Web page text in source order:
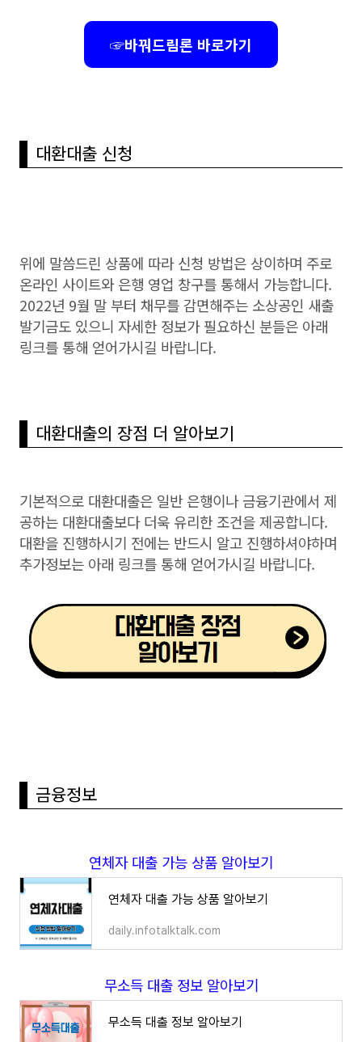
☞바꿔드림론 바로가기
대환대출 신청
위에 말씀드린 상품에 따라 신청 방법은 상이하며 주로
온라인 사이트와 은행 영업 창구를 통해서 가능합니다.
2022년 9월 말 부터 채무를 감면해주는 소상공인 새출
발기금도 있으니 자세한 정보가 필요하신 분들은 아래
링크를 통해 얻어가시길 바랍니다.
대환대출의 장점 더 알아보기
기본적으로 대환대출은 일반 은행이나 금융기관에서 제
공하는 대환대출보다 더욱 유리한 조건을 제공합니다.
대환을 진행하시기 전에는 반드시 알고 진행하셔야하며
추가정보는 아래 링크를 통해 얻어가시길 바랍니다.
금융정보
연체자 대출 가능 상품 알아보기
연체자 대출 가능 상품 알아보기
daily.infotalktalk.com
무소득 대출 정보 알아보기
무소득 대출 정보 알아보기